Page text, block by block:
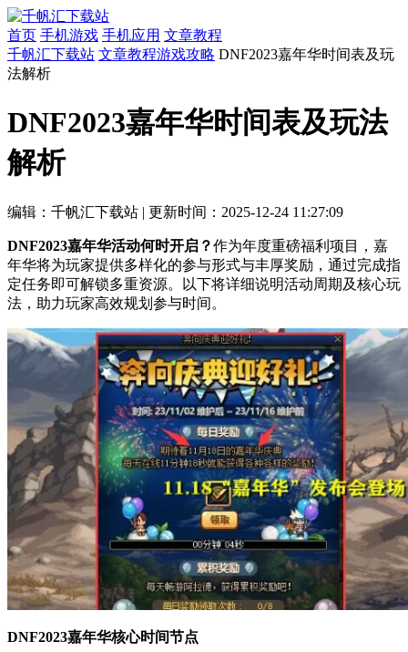
首页 手机游戏 手机应用 文章教程
千帆汇下载站 文章教程游戏攻略 DNF2023嘉年华时间表及玩
法解析
DNF2023嘉年华时间表及玩法
解析
编辑：千帆汇下载站 | 更新时间：2025-12-24 11:27:09
DNF2023嘉年华活动何时开启？作为年度重磅福利项目，嘉
年华将为玩家提供多样化的参与形式与丰厚奖励，通过完成指
定任务即可解锁多重资源。以下将详细说明活动周期及核心玩
法，助力玩家高效规划参与时间。
DNF2023嘉年华核心时间节点